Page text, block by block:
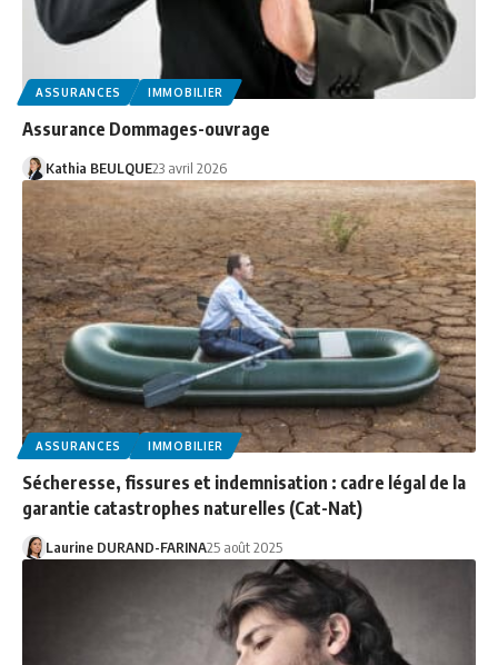
ASSURANCES IMMOBILIER
Assurance Dommages-ouvrage
Kathia BEULQUE23 avril 2026
ASSURANCES IMMOBILIER
Sécheresse, fissures et indemnisation : cadre légal de la
garantie catastrophes naturelles (Cat-Nat)
Laurine DURAND-FARINA25 août 2025